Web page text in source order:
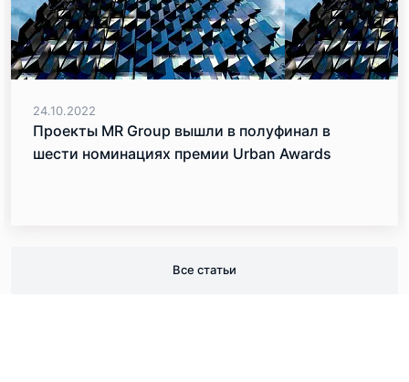
24.10.2022
Проекты MR Group вышли в полуфинал в
шести номинациях премии Urban Awards
Все статьи